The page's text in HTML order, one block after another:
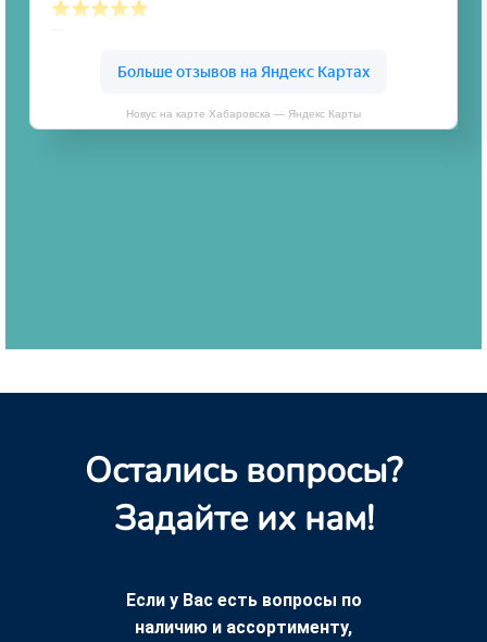
Новус на карте Хабаровска — Яндекс Карты
Остались вопросы?
Задайте их нам!
Если у Вас есть вопросы по
наличию и ассортименту,